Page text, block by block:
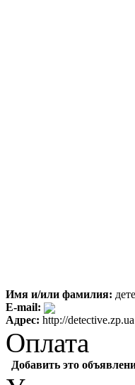
Имя и/или фамилия:
E-mail:
Адрес: http://detective.zp.ua
Оплата
Добавить это